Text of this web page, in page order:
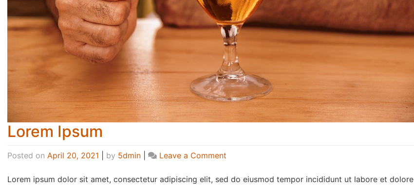
Lorem Ipsum
Posted on April 20, 2021 by 5dmin Leave a Comment
Lorem ipsum dolor sit amet, consectetur adipiscing elit, sed do eiusmod tempor incididunt ut labore et dolore